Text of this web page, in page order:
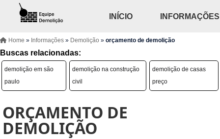
INÍCIO INFORMAÇÕES
Home » Informações » Demolição » orçamento de demolição
Buscas relacionadas:
demolição em são
paulo
demolição na construção
civil
demolição de casas
preço
ORÇAMENTO DE
DEMOLIÇÃO